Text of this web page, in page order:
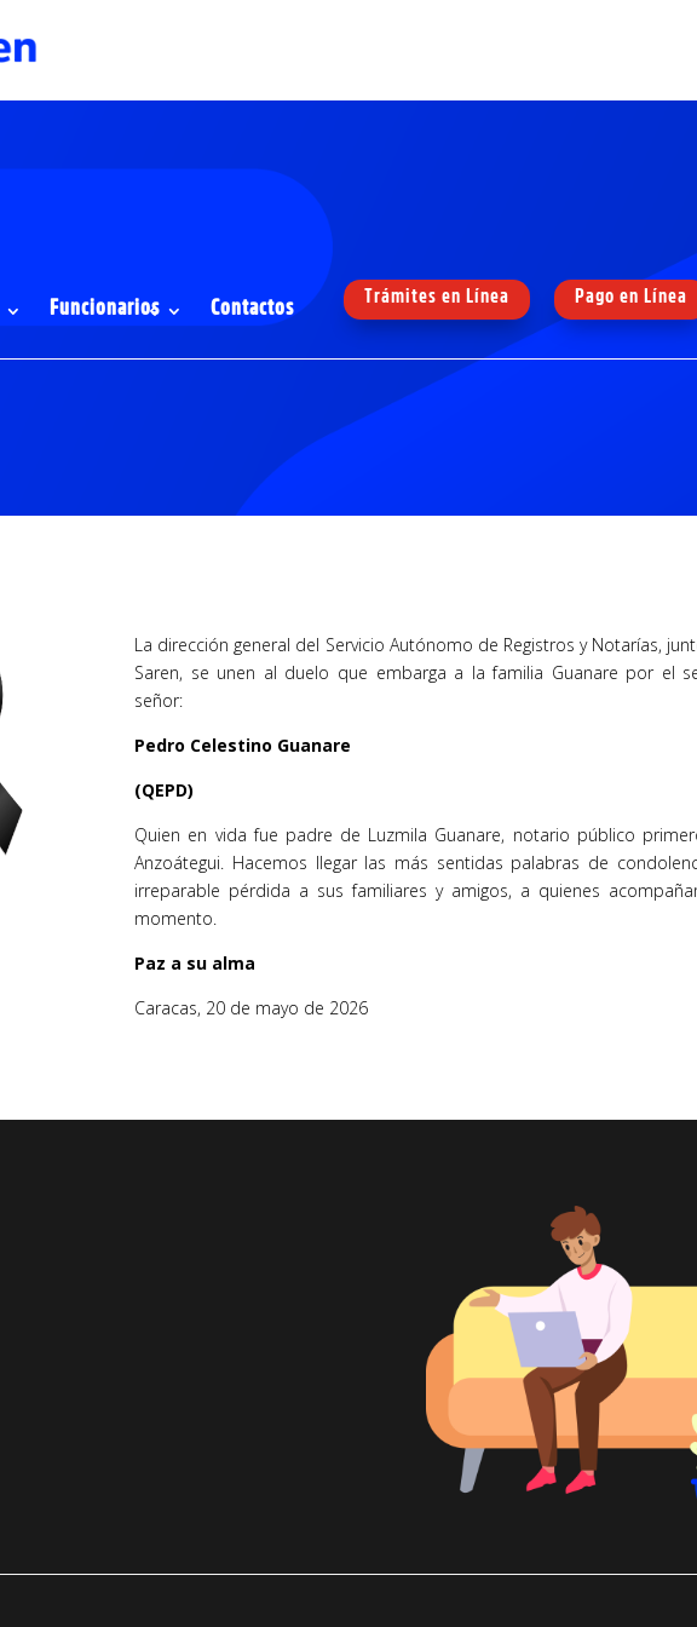
Funcionarios Contactos
Trámites en Línea Pago en Línea
La dirección general del Servicio Autónomo de Registros y Notarías,
Saren, se unen al duelo que embarga a la familia Guanare por el
señor:
Pedro Celestino Guanare
(QEPD)
Quien en vida fue padre de Luzmila Guanare, notario público
Anzoátegui. Hacemos llegar las más sentidas palabras de
irreparable pérdida a sus familiares y amigos, a quienes
momento.
Paz a su alma
Caracas, 20 de mayo de 2026